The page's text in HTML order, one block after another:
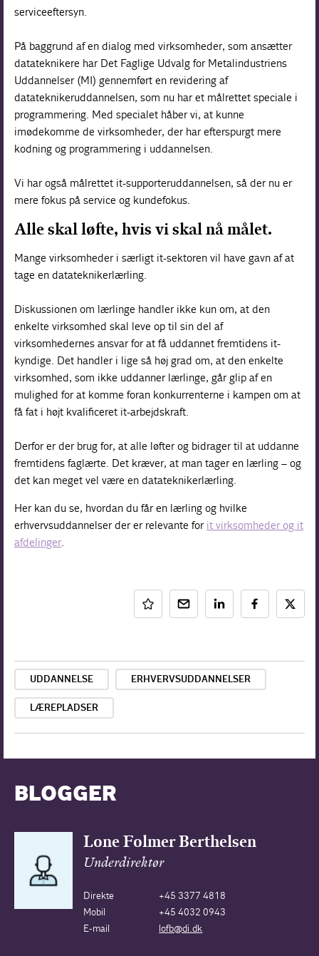
serviceeftersyn.
På baggrund af en dialog med virksomheder, som ansætter
datateknikere har Det Faglige Udvalg for Metalindustriens
Uddannelser (MI) gennemført en revidering af
datateknikeruddannelsen, som nu har et målrettet speciale i
programmering. Med specialet håber vi, at kunne
imødekomme de virksomheder, der har efterspurgt mere
kodning og programmering i uddannelsen.
Vi har også målrettet it-supporteruddannelsen, så der nu er
mere fokus på service og kundefokus.
Alle skal løfte, hvis vi skal nå målet.
Mange virksomheder i særligt it-sektoren vil have gavn af at
tage en datateknikerlærling.
Diskussionen om lærlinge handler ikke kun om, at den
enkelte virksomhed skal leve op til sin del af
virksomhedernes ansvar for at få uddannet fremtidens it-
kyndige. Det handler i lige så høj grad om, at den enkelte
virksomhed, som ikke uddanner lærlinge, går glip af en
mulighed for at komme foran konkurrenterne i kampen om at
få fat i højt kvalificeret it-arbejdskraft.
Derfor er der brug for, at alle løfter og bidrager til at uddanne
fremtidens faglærte. Det kræver, at man tager en lærling – og
det kan meget vel være en datateknikerlærling.
Her kan du se, hvordan du får en lærling og hvilke
erhvervsuddannelser der er relevante for it virksomheder og it
afdelinger.
UDDANNELSE ERHVERVSUDDANNELSER
LÆREPLADSER
BLOGGER
Lone Folmer Berthelsen
Underdirektør
Direkte
+45 3377 4818
Mobil
+45 4032 0943
E-mail
lofb@di.dk